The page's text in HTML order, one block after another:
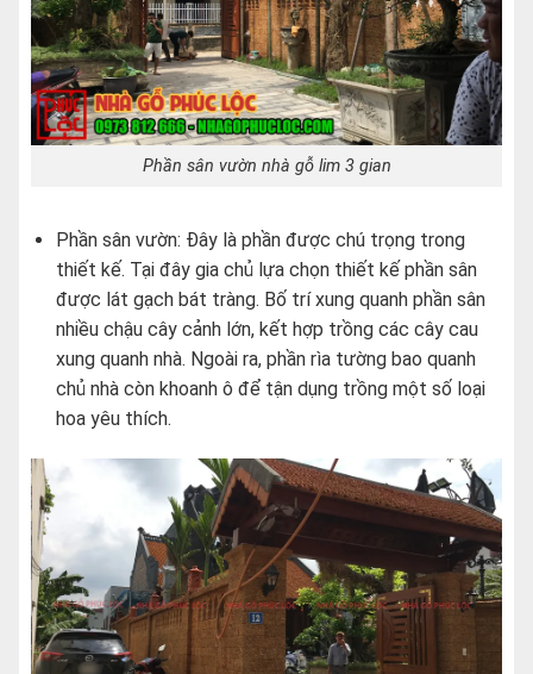
Phần sân vườn nhà gỗ lim 3 gian
Phần sân vườn: Đây là phần được chú trọng trong
thiết kế. Tại đây gia chủ lựa chọn thiết kế phần sân
được lát gạch bát tràng. Bố trí xung quanh phần sân
nhiều chậu cây cảnh lớn, kết hợp trồng các cây cau
xung quanh nhà. Ngoài ra, phần rìa tường bao quanh
chủ nhà còn khoanh ô để tận dụng trồng một số loại
hoa yêu thích.